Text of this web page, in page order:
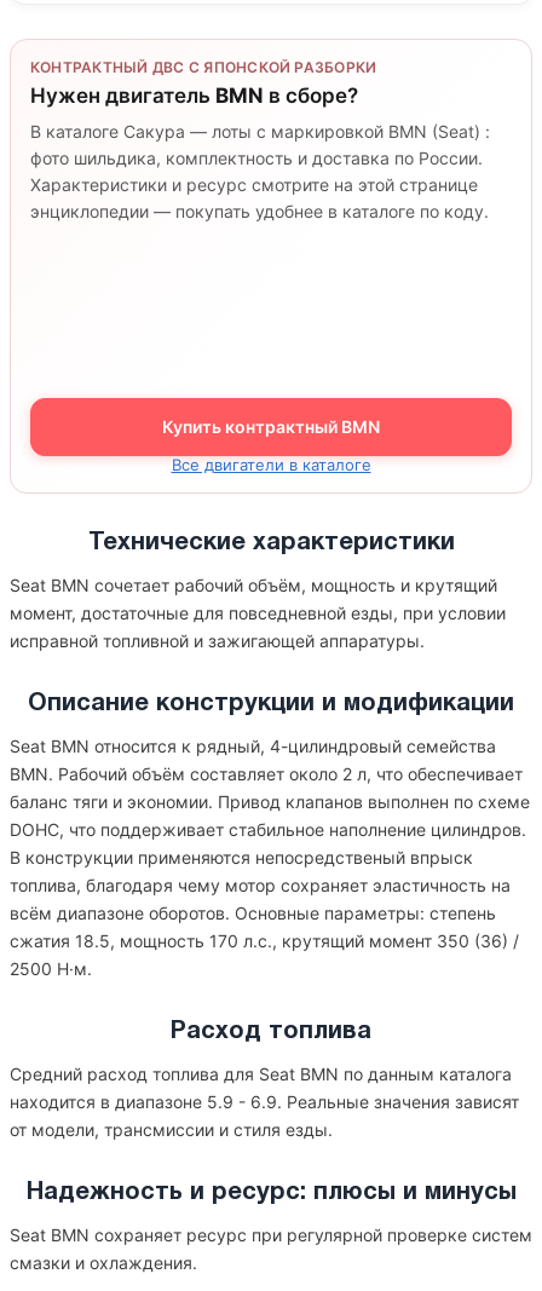
КОНТРАКТНЫЙ ДВС С ЯПОНСКОЙ РАЗБОРКИ
Нужен двигатель BMN в сборе?
В каталоге Сакура — лоты с маркировкой BMN (Seat) :
фото шильдика, комплектность и доставка по России.
Характеристики и ресурс смотрите на этой странице
энциклопедии — покупать удобнее в каталоге по коду.
Купить контрактный BMN
Все двигатели в каталоге
Технические характеристики
Seat BMN сочетает рабочий объём, мощность и крутящий
момент, достаточные для повседневной езды, при условии
исправной топливной и зажигающей аппаратуры.
Описание конструкции и модификации
Seat BMN относится к рядный, 4-цилиндровый семейства
BMN. Рабочий объём составляет около 2 л, что обеспечивает
баланс тяги и экономии. Привод клапанов выполнен по схеме
DOHC, что поддерживает стабильное наполнение цилиндров.
В конструкции применяются непосредственый впрыск
топлива, благодаря чему мотор сохраняет эластичность на
всём диапазоне оборотов. Основные параметры: степень
сжатия 18.5, мощность 170 л.с., крутящий момент 350 (36) /
2500 Н·м.
Расход топлива
Средний расход топлива для Seat BMN по данным каталога
находится в диапазоне 5.9 - 6.9. Реальные значения зависят
от модели, трансмиссии и стиля езды.
Надежность и ресурс: плюсы и минусы
Seat BMN сохраняет ресурс при регулярной проверке систем
смазки и охлаждения.